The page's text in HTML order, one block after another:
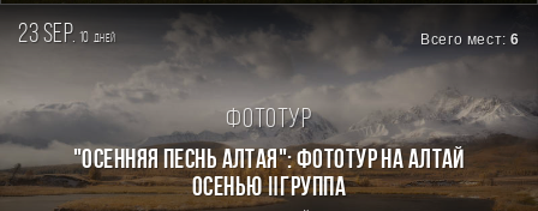
23 sep. 10 дней Всего мест:6
Фототур
"ОСЕННЯЯ ПЕСНЬ АЛТАЯ": ФОТОТУР НА АЛТАЙ
ОСЕНЬЮ Ⅱгруппа